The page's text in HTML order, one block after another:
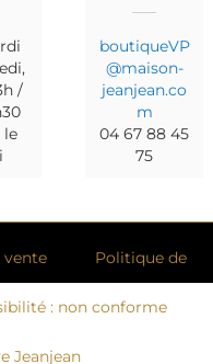
/
le
boutiqueVP
@maison-
jeanjean.co
m
04 67 88 45
75
vente Politique de
: non conforme
Jeanjean